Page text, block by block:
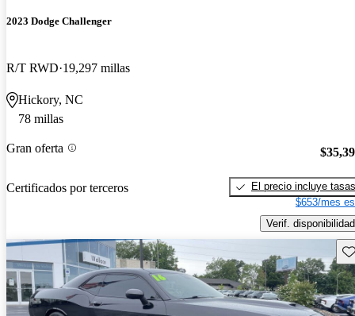
2023 Dodge Challenger
R/T RWD 19,297 millas
Hickory, NC
78 millas
Gran oferta
Certificados por terceros
El precio incluye tasas
$653/mes
Verif. disponibilidad